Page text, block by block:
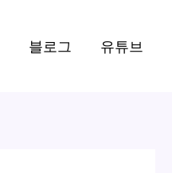
블로그 유튜브